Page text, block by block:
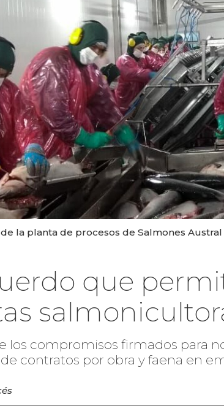
la planta de procesos de Salmones
que
los compromisos firmados para
contratos por obra y faena en